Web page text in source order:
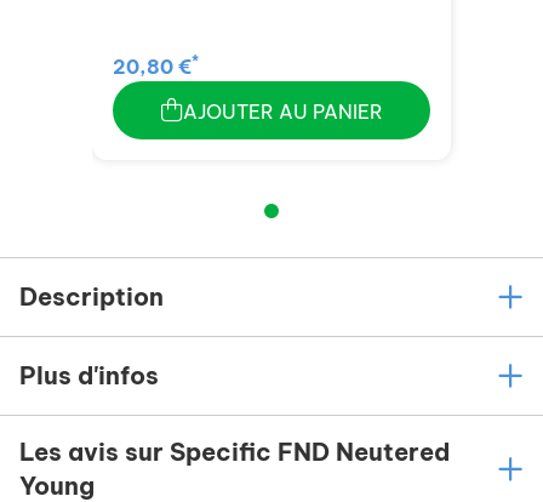
20,80 €*
AJOUTER AU PANIER
Description
Plus d'infos
Les avis sur Specific FND Neutered
Young